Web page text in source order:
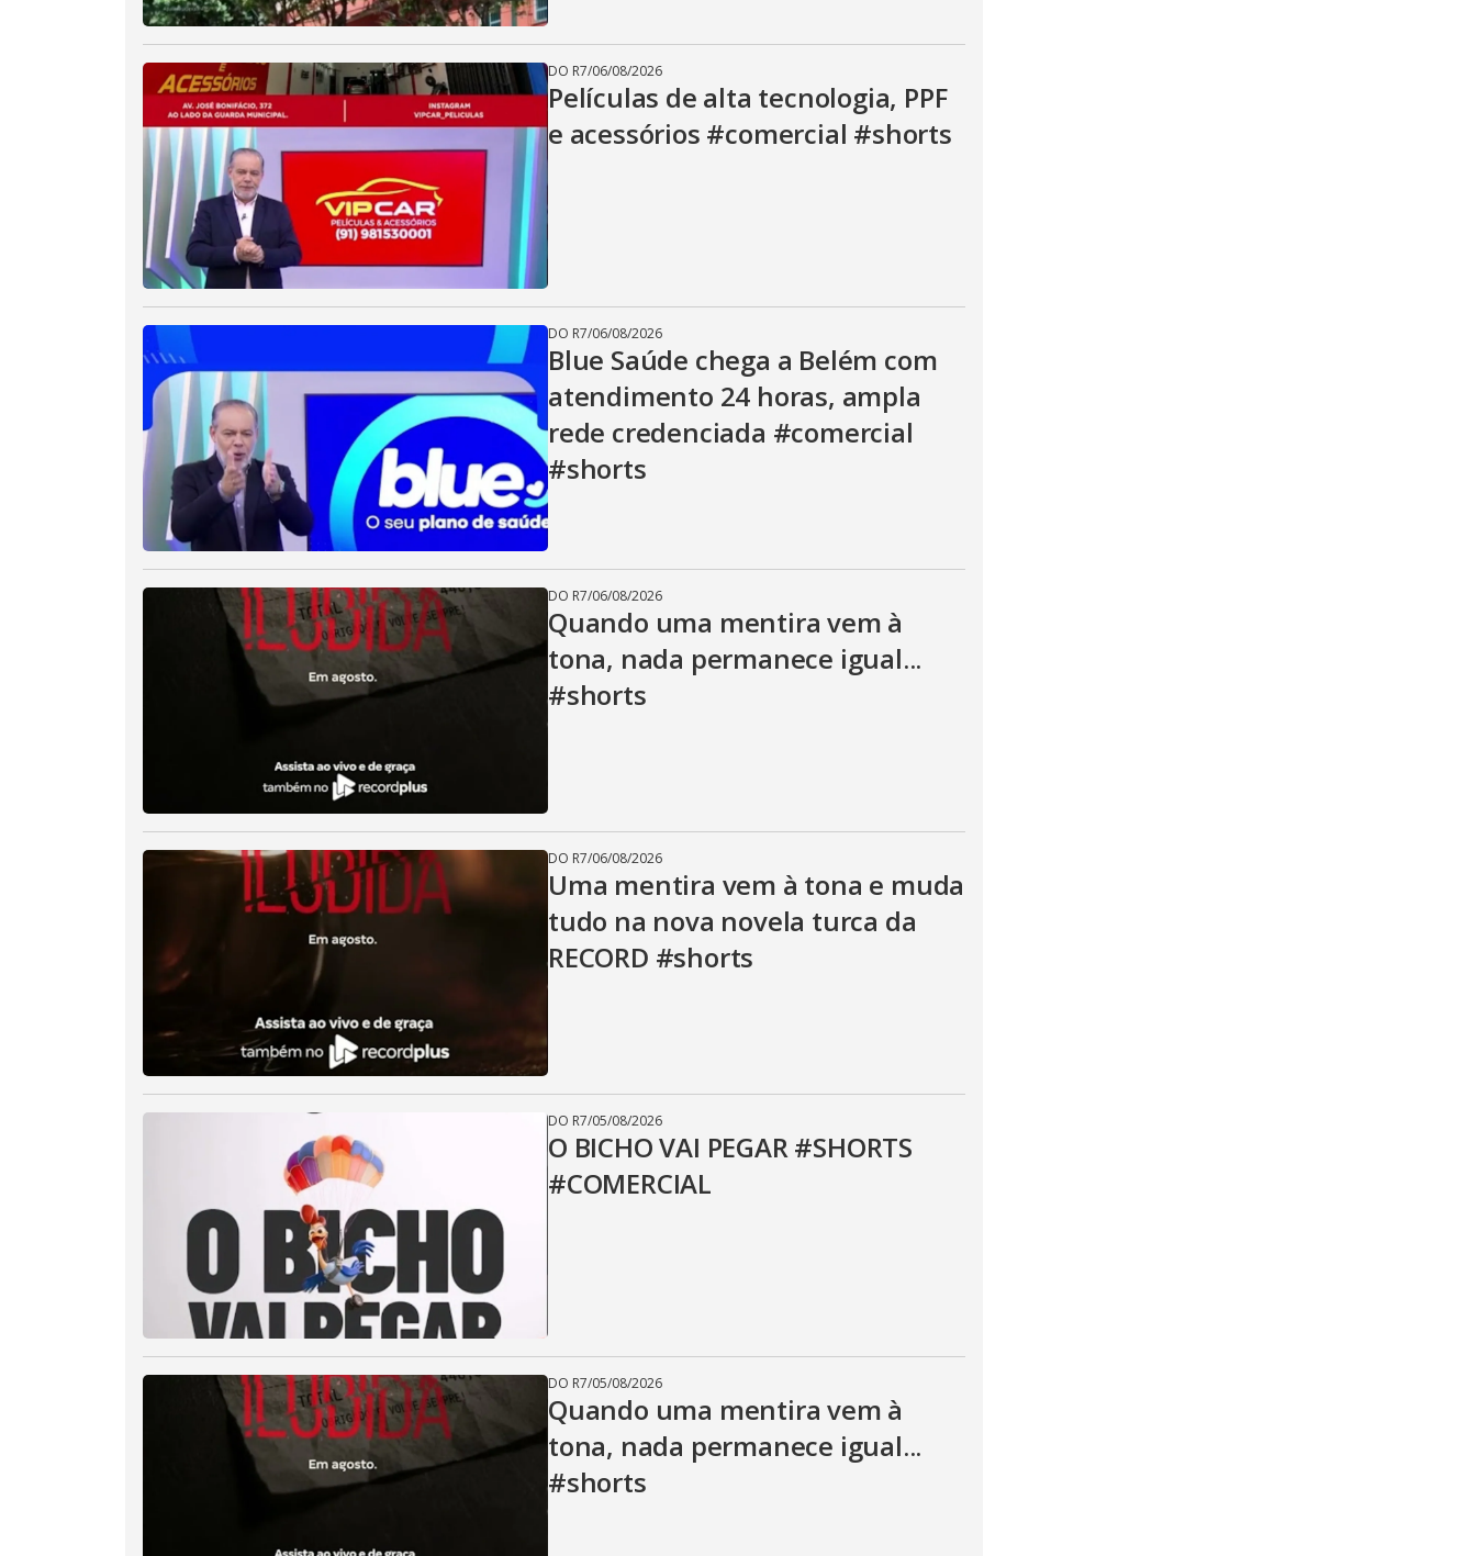
DO R7/06/08/2026
Películas de alta tecnologia, PPF
e acessórios #comercial #shorts
DO R7/06/08/2026
Blue Saúde chega a Belém com
atendimento 24 horas, ampla
rede credenciada #comercial
#shorts
DO R7/06/08/2026
Quando uma mentira vem à
tona, nada permanece igual...
#shorts
DO R7/06/08/2026
Uma mentira vem à tona e muda
tudo na nova novela turca da
RECORD #shorts
DO R7/05/08/2026
O BICHO VAI PEGAR #SHORTS
#COMERCIAL
DO R7/05/08/2026
Quando uma mentira vem à
tona, nada permanece igual...
#shorts